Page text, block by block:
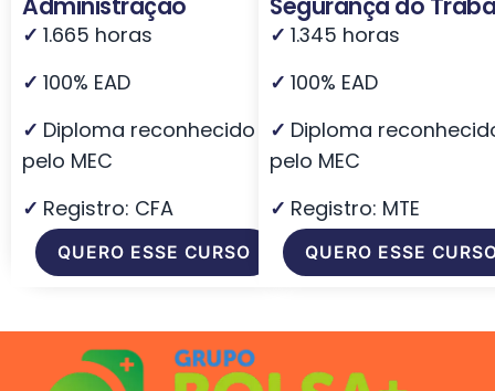
✓ 1.665 horas
✓ 100% EAD
✓ Diploma reconhecido
pelo MEC
✓ Registro: CFA
QUERO ESSE CURSO
✓ 1.345 horas
✓ 100% EAD
✓ Diploma
pelo MEC
✓ Registro: MTE
QUERO ESSE